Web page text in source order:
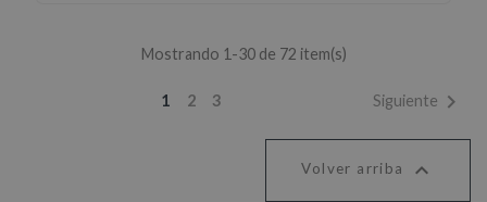
Mostrando 1-30 de 72 item(s)
1 2 3 Siguiente 
Volver arriba 